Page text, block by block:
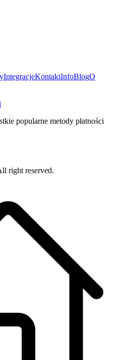
IntegracjeKontaktInfoBlogO
popularne metody płatności
right reserved.